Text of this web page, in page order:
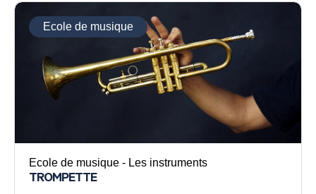
Ecole de musique
Ecole de musique - Les instruments
TROMPETTE